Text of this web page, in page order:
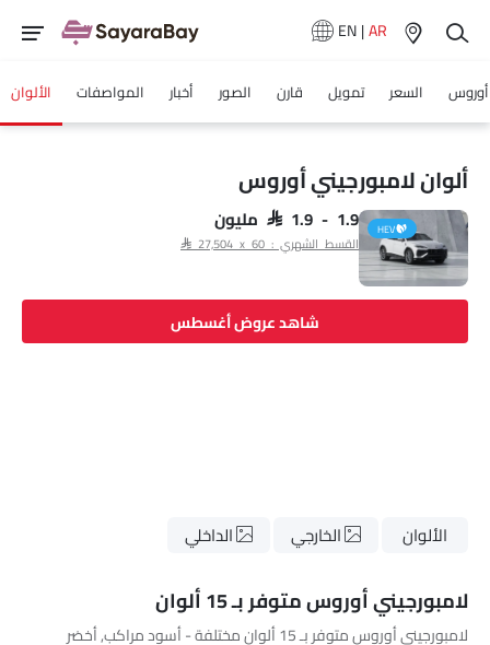
EN|AR
أوروس السعر تمويل قارن الصور أخبار المواصفات الألوان
ألوان لامبورجيني أوروس
HEV
SAR 1.9 - 1.9 مليون
القسط الشهري : SAR 27,504 x 60
شاهد عروض أغسطس
الألوان الخارجي الداخلي
لامبورجيني أوروس متوفر بـ 15 ألوان
لامبورجيني أوروس متوفر بـ 15 ألوان مختلفة - أسود مراكب, أخضر